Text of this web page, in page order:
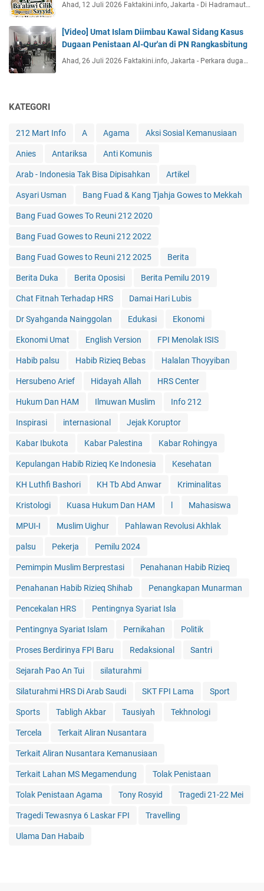
Ahad, 12 Juli 2026 Faktakini.info, Jakarta - Di Hadramaut…
[Video] Umat Islam Diimbau Kawal Sidang Kasus
Dugaan Penistaan Al-Qur'an di PN Rangkasbitung
Ahad, 26 Juli 2026 Faktakini.info, Jakarta - Perkara duga…
KATEGORI
212 Mart Info A Agama Aksi Sosial Kemanusiaan
Anies Antariksa Anti Komunis
Arab - Indonesia Tak Bisa Dipisahkan Artikel
Asyari Usman Bang Fuad & Kang Tjahja Gowes to Mekkah
Bang Fuad Gowes To Reuni 212 2020
Bang Fuad Gowes to Reuni 212 2022
Bang Fuad Gowes to Reuni 212 2025 Berita
Berita Duka Berita Oposisi Berita Pemilu 2019
Chat Fitnah Terhadap HRS Damai Hari Lubis
Dr Syahganda Nainggolan Edukasi Ekonomi
Ekonomi Umat English Version FPI Menolak ISIS
Habib palsu Habib Rizieq Bebas Halalan Thoyyiban
Hersubeno Arief Hidayah Allah HRS Center
Hukum Dan HAM Ilmuwan Muslim Info 212
Inspirasi internasional Jejak Koruptor
Kabar Ibukota Kabar Palestina Kabar Rohingya
Kepulangan Habib Rizieq Ke Indonesia Kesehatan
KH Luthfi Bashori KH Tb Abd Anwar Kriminalitas
Kristologi Kuasa Hukum Dan HAM Mahasiswa
MPUI-I Muslim Uighur Pahlawan Revolusi Akhlak
palsu Pekerja Pemilu 2024
Pemimpin Muslim Berprestasi Penahanan Habib Rizieq
Penahanan Habib Rizieq Shihab Penangkapan Munarman
Pencekalan HRS Pentingnya Syariat Isla
Pentingnya Syariat Islam Pernikahan Politik
Proses Berdirinya FPI Baru Redaksional Santri
Sejarah Pao An Tui silaturahmi
Silaturahmi HRS Di Arab Saudi SKT FPI Lama Sport
Sports Tabligh Akbar Tausiyah Tekhnologi
Tercela Terkait Aliran Nusantara
Terkait Aliran Nusantara Kemanusiaan
Terkait Lahan MS Megamendung Tolak Penistaan
Tolak Penistaan Agama Tony Rosyid Tragedi 21-22 Mei
Tragedi Tewasnya 6 Laskar FPI Travelling
Ulama Dan Habaib